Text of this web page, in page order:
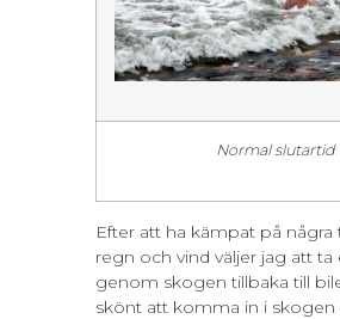
Normal slutartid
Efter att ha kämpat på några
regn och vind väljer jag att ta
genom skogen tillbaka till
skönt att komma in i skogen